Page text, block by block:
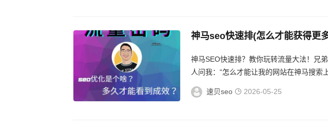
神马seo快速排(怎么才能获得更
神马SEO快速排？教你玩转流量大法！兄
人问我：“怎么才能让我的网站在神马搜索
天我就来教教大家，怎么用最快的速度把
速贝seo
2026-05-25